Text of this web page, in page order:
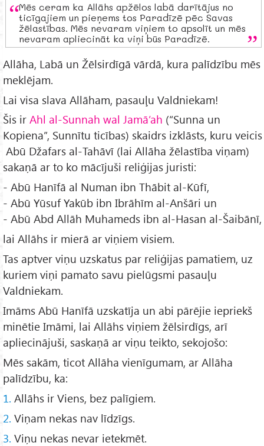
Mēs ceram ka Allāhs apžēlos labā darītājus no
ticīgajiem un pieņems tos Paradīzē pēc Savas
žēlastības. Mēs nevaram viņiem to apsolīt un mēs
nevaram apliecināt ka viņi būs Paradīzē.
Allāha, Labā un Žēlsirdīgā vārdā, kura palīdzību mēs
meklējam.
Lai visa slava Allāham, pasauļu Valdniekam!
Šis ir Ahl al-Sunnah wal Jamā’ah (“Sunna un
Kopiena”, Sunnītu ticības) skaidrs izklāsts, kuru veicis
Abū Džafars al-Tahāvī (lai Allāha žēlastība viņam)
sakaņā ar to ko mācījuši reliģijas juristi:
- Abū Hanīfā al Numan ibn Thābit al-Kūfī,
- Abū Yūsuf Yakūb ibn Ibrāhīm al-Anšāri un
- Abū Abd Allāh Muhameds ibn al-Hasan al-Šaibānī,
lai Allāhs ir mierā ar viņiem visiem.
Tas aptver viņu uzskatus par reliģijas pamatiem, uz
kuriem viņi pamato savu pielūgsmi pasauļu
Valdniekam.
Imāms Abū Hanīfā uzskatīja un abi pārējie iepriekš
minētie Imāmi, lai Allāhs viņiem žēlsirdīgs, arī
apliecinājuši, saskaņā ar viņu teikto, sekojošo:
Mēs sakām, ticot Allāha vienīgumam, ar Allāha
palīdzību, ka:
1. Allāhs ir Viens, bez palīgiem.
2. Viņam nekas nav līdzīgs.
3. Viņu nekas nevar ietekmēt.